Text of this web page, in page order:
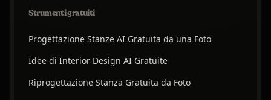
Strumenti gratuiti
Progettazione Stanze AI Gratuita da una Foto
Idee di Interior Design AI Gratuite
Riprogettazione Stanza Gratuita da Foto